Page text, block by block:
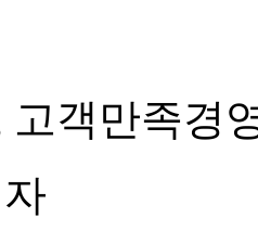
고객만족경